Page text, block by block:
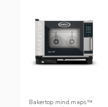
Bakertop mind.maps™